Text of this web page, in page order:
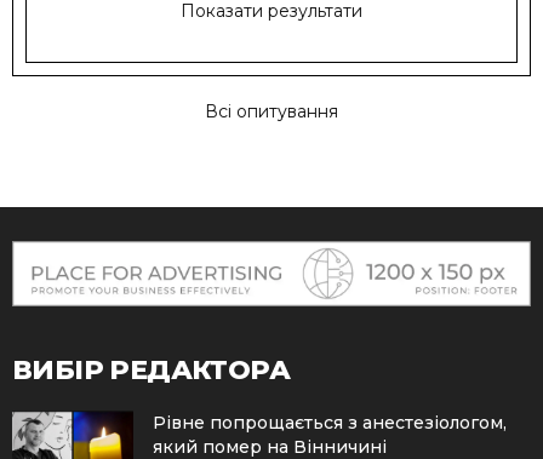
Показати результати
Всі опитування
ВИБІР РЕДАКТОРА
Рівне попрощається з анестезіологом,
який помер на Вінничині